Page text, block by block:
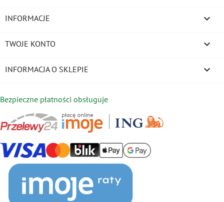
INFORMACJE 
TWOJE KONTO 
INFORMACJA O SKLEPIE keyboard_arrow_down
Bezpieczne płatności obsługuje